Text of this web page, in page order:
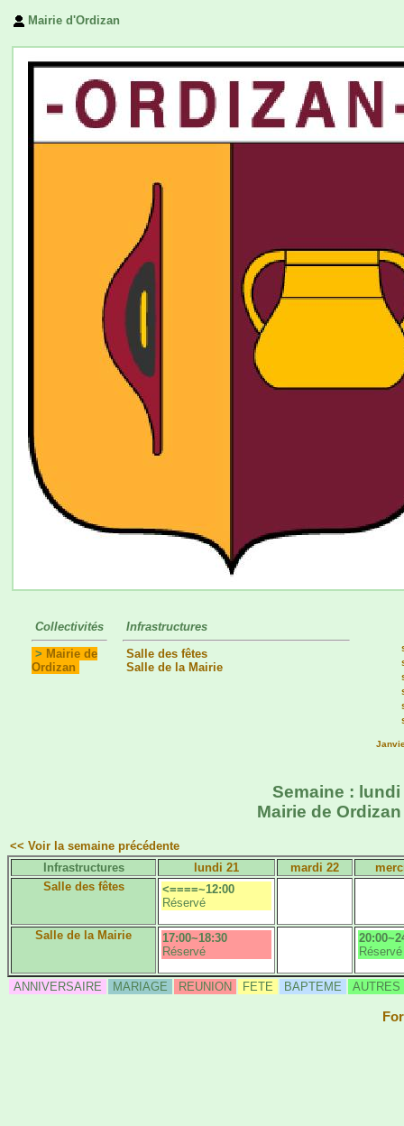
Mairie d'Ordizan
Collectivités
> Mairie de
Ordizan
Infrastructures
Salle des fêtes
Salle de la Mairie
Semaine :
Mairie de
<< Voir la semaine précédente
Infrastructures
lundi 21 mardi 22
Salle des fêtes
<====~12:00
Réservé
Salle de la Mairie
17:00~18:30
Réservé
Réservé
ANNIVERSAIRE MARIAGE REUNION FETE BAPTEME AUTRES